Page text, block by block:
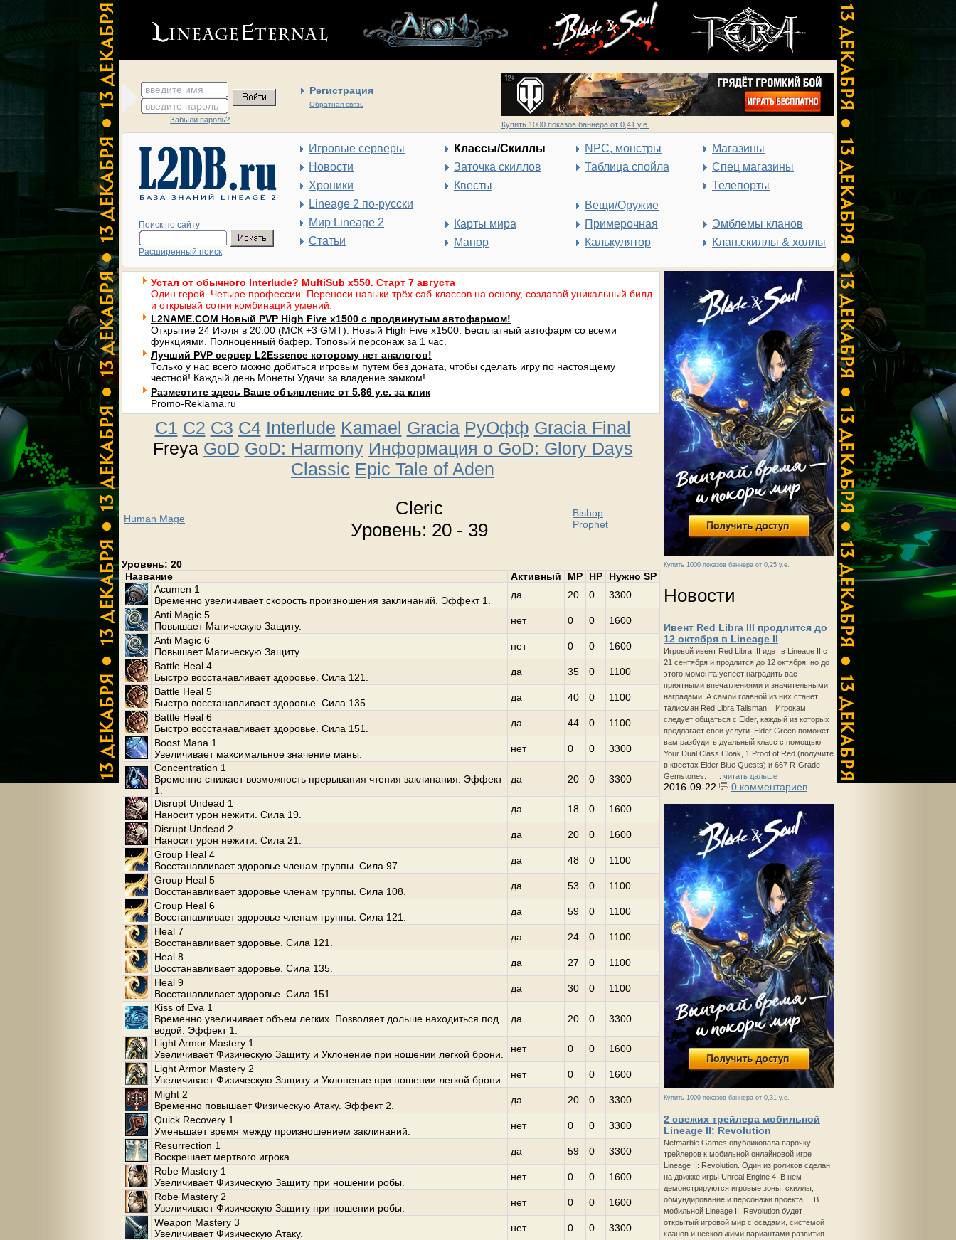
введите имя Регистрация
Обратная связь
введите пароль
Забыли пароль?
Купить 1000 показов баннера от 0,41 у.е.
Поиск по сайту
Расширенный поиск
Игровые серверы
Новости
Хроники
Lineage 2 по-русски
Мир Lineage 2
Статьи
Классы/Скиллы
Заточка скиллов
Квесты
Карты мира
Манор
NPC, монстры
Таблица спойла
Вещи/Оружие
Примерочная
Калькулятор
Магазины
Спец магазины
Телепорты
Эмблемы кланов
Клан.скиллы & холлы
Купить 1000 показов баннера от 0,25 у.е.
Новости
Ивент Red Libra III продлится до
12 октября в Lineage II
Игровой ивент Red Libra III идет в Lineage II с
21 сентября и продлится до 12 октября, но до
этого момента успеет наградить вас
приятными впечатлениями и значительными
наградами! А самой главной из них станет
талисман Red Libra Talisman. Игрокам
следует общаться с Elder, каждый из которых
предлагает свои услуги. Elder Green поможет
вам разбудить дуальный класс с помощью
Your Dual Class Cloak, 1 Proof of Red (получите
в квестах Elder Blue Quests) и 667 R-Grade
Gemstones. ... читать дальше
2016-09-22 0 комментариев
Купить 1000 показов баннера от 0,31 у.е.
2 свежих трейлера мобильной
Lineage II: Revolution
Netmarble Games опубликовала парочку
трейлеров к мобильной онлайновой игре
Lineage II: Revolution. Один из роликов сделан
на движке игры Unreal Engine 4. В нем
демонстрируются игровые зоны, скиллы,
обмундирование и персонажи проекта. В
мобильной Lineage II: Revolution будет
открытый игровой мир с осадами, системой
кланов и несколькими вариантами развития
Устал от обычного Interlude? MultiSub x550. Старт 7 августа
Один герой. Четыре профессии. Переноси навыки трёх саб-классов на основу, создавай уникальный билд
и открывай сотни комбинаций умений.
L2NAME.COM Новый PVP High Five x1500 с продвинутым автофармом!
Открытие 24 Июля в 20:00 (МСК +3 GMT). Новый High Five x1500. Бесплатный автофарм со всеми
функциями. Полноценный бафер. Топовый персонаж за 1 час.
Лучший PVP сервер L2Essence которому нет аналогов!
Только у нас всего можно добиться игровым путем без доната, чтобы сделать игру по настоящему
честной! Каждый день Монеты Удачи за владение замком!
Разместите здесь Ваше объявление от 5,86 у.е. за клик
Promo-Reklama.ru
C1 C2 C3 C4 Interlude Kamael Gracia РуОфф Gracia Final
Freya GoD GoD: Harmony Информация о GoD: Glory Days
Classic Epic Tale of Aden
Human Mage
Cleric
Уровень: 20 - 39
Bishop
Prophet
Уровень: 20
Название
Активный MP HP
Нужно SP
Acumen 1
Временно увеличивает скорость произношения заклинаний. Эффект 1.
да 20 0
3300
Anti Magic 5
Повышает Магическую Защиту.
нет 0 0
1600
Anti Magic 6
Повышает Магическую Защиту.
нет 0 0
1600
Battle Heal 4
Быстро восстанавливает здоровье. Сила 121.
да 35 0
1100
Battle Heal 5
Быстро восстанавливает здоровье. Сила 135.
да 40 0
1100
Battle Heal 6
Быстро восстанавливает здоровье. Сила 151.
да 44 0
1100
Boost Mana 1
Увеличивает максимальное значение маны.
нет 0 0
3300
Concentration 1
Временно снижает возможность прерывания чтения заклинания. Эффект
1.
да 20 0 3300
Disrupt Undead 1
Наносит урон нежити. Сила 19.
да 18 0
1600
Disrupt Undead 2
Наносит урон нежити. Сила 21.
да 20 0
1600
Group Heal 4
Восстанавливает здоровье членам группы. Сила 97.
да 48 0
1100
Group Heal 5
Восстанавливает здоровье членам группы. Сила 108.
да 53 0
1100
Group Heal 6
Восстанавливает здоровье членам группы. Сила 121.
да 59 0
1100
Heal 7
Восстанавливает здоровье. Сила 121.
да 24 0
1100
Heal 8
Восстанавливает здоровье. Сила 135.
да 27 0
1100
Heal 9
Восстанавливает здоровье. Сила 151.
да 30 0
1100
Kiss of Eva 1
Временно увеличивает объем легких. Позволяет дольше находиться под
водой. Эффект 1.
да 20 0 3300
Light Armor Mastery 1
Увеличивает Физическую Защиту и Уклонение при ношении легкой брони.
нет 0 0
1600
Light Armor Mastery 2
Увеличивает Физическую Защиту и Уклонение при ношении легкой брони.
нет 0 0
1600
Might 2
Временно повышает Физическую Атаку. Эффект 2.
да 20 0
3300
Quick Recovery 1
Уменьшает время между произношением заклинаний.
нет 0 0
3300
Resurrection 1
Воскрешает мертвого игрока.
да 59 0
3300
Robe Mastery 1
Увеличивает Физическую Защиту при ношении робы.
нет 0 0
1600
Robe Mastery 2
Увеличивает Физическую Защиту при ношении робы.
нет 0 0
1600
Weapon Mastery 3
Увеличивает Физическую Атаку.
нет 0 0
3300